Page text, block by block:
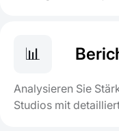
📊
Analysieren Sie
Studios mit